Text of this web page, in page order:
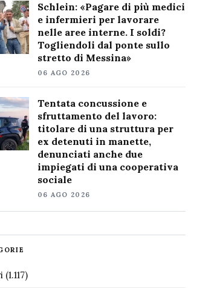
Schlein: «Pagare di più medici
e infermieri per lavorare
nelle aree interne. I soldi?
Togliendoli dal ponte sullo
stretto di Messina»
06 AGO 2026
Tentata concussione e
sfruttamento del lavoro:
titolare di una struttura per
ex detenuti in manette,
denunciati anche due
impiegati di una cooperativa
sociale
06 AGO 2026
(1.117)